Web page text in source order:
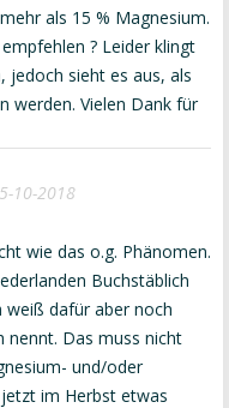
als 15 % Magnesium.
? Leider klingt
jedoch sieht es aus, als
werden. Vielen Dank für
10-2018
wie das o.g. Phänomen.
Buchstäblich
weiß dafür aber noch
nennt. Das muss nicht
und/oder
im Herbst etwas